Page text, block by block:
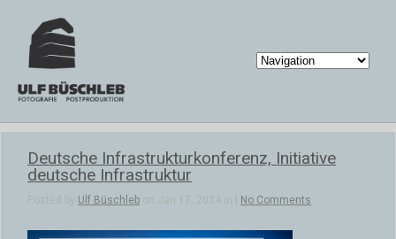
Deutsche Infrastrukturkonferenz, Initiative
deutsche Infrastruktur
Posted by Ulf Büschleb on Jan 17, 2024 in | No Comments